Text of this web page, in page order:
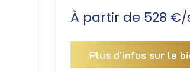
À partir de 528
Plus d'infos sur le